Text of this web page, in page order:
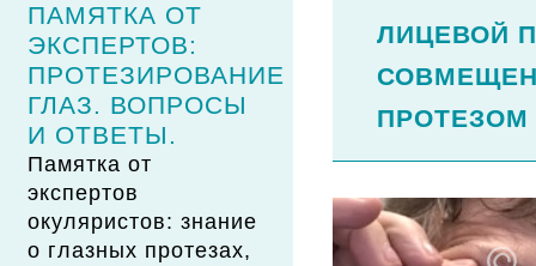
ПАМЯТКА ОТ
ЭКСПЕРТОВ:
ПРОТЕЗИРОВАНИЕ
ГЛАЗ. ВОПРОСЫ
И ОТВЕТЫ.
Памятка от
экспертов
окуляристов: знание
о глазных протезах,
ЛИЦЕВОЙ